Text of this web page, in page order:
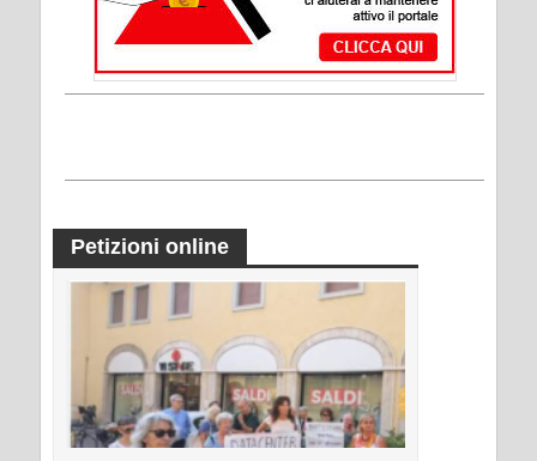
Petizioni online